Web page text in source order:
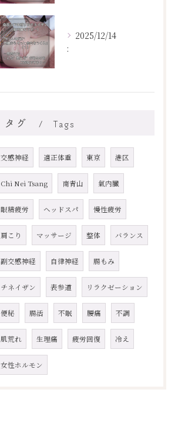
2025/12/14
:
タグ Tags
交感神経 適正体重 東京 港区
Chi Nei Tsang 南青山 氣内臓
眼精疲労 ヘッドスパ 慢性疲労
肩こり マッサージ 整体 バランス
副交感神経 自律神経 腸もみ
チネイザン 表参道 リラクゼーション
便秘 腸活 不眠 腰痛 不調
肌荒れ 生理痛 疲労回復 冷え
女性ホルモン